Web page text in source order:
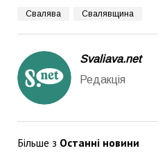
Свалява Свалявщина
Svaliava.net
Редакція
Більше з Останні новини